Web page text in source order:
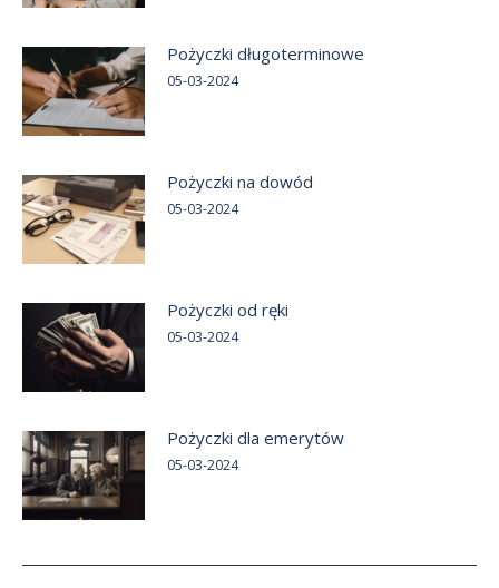
Pożyczki długoterminowe
05-03-2024
Pożyczki na dowód
05-03-2024
Pożyczki od ręki
05-03-2024
Pożyczki dla emerytów
05-03-2024